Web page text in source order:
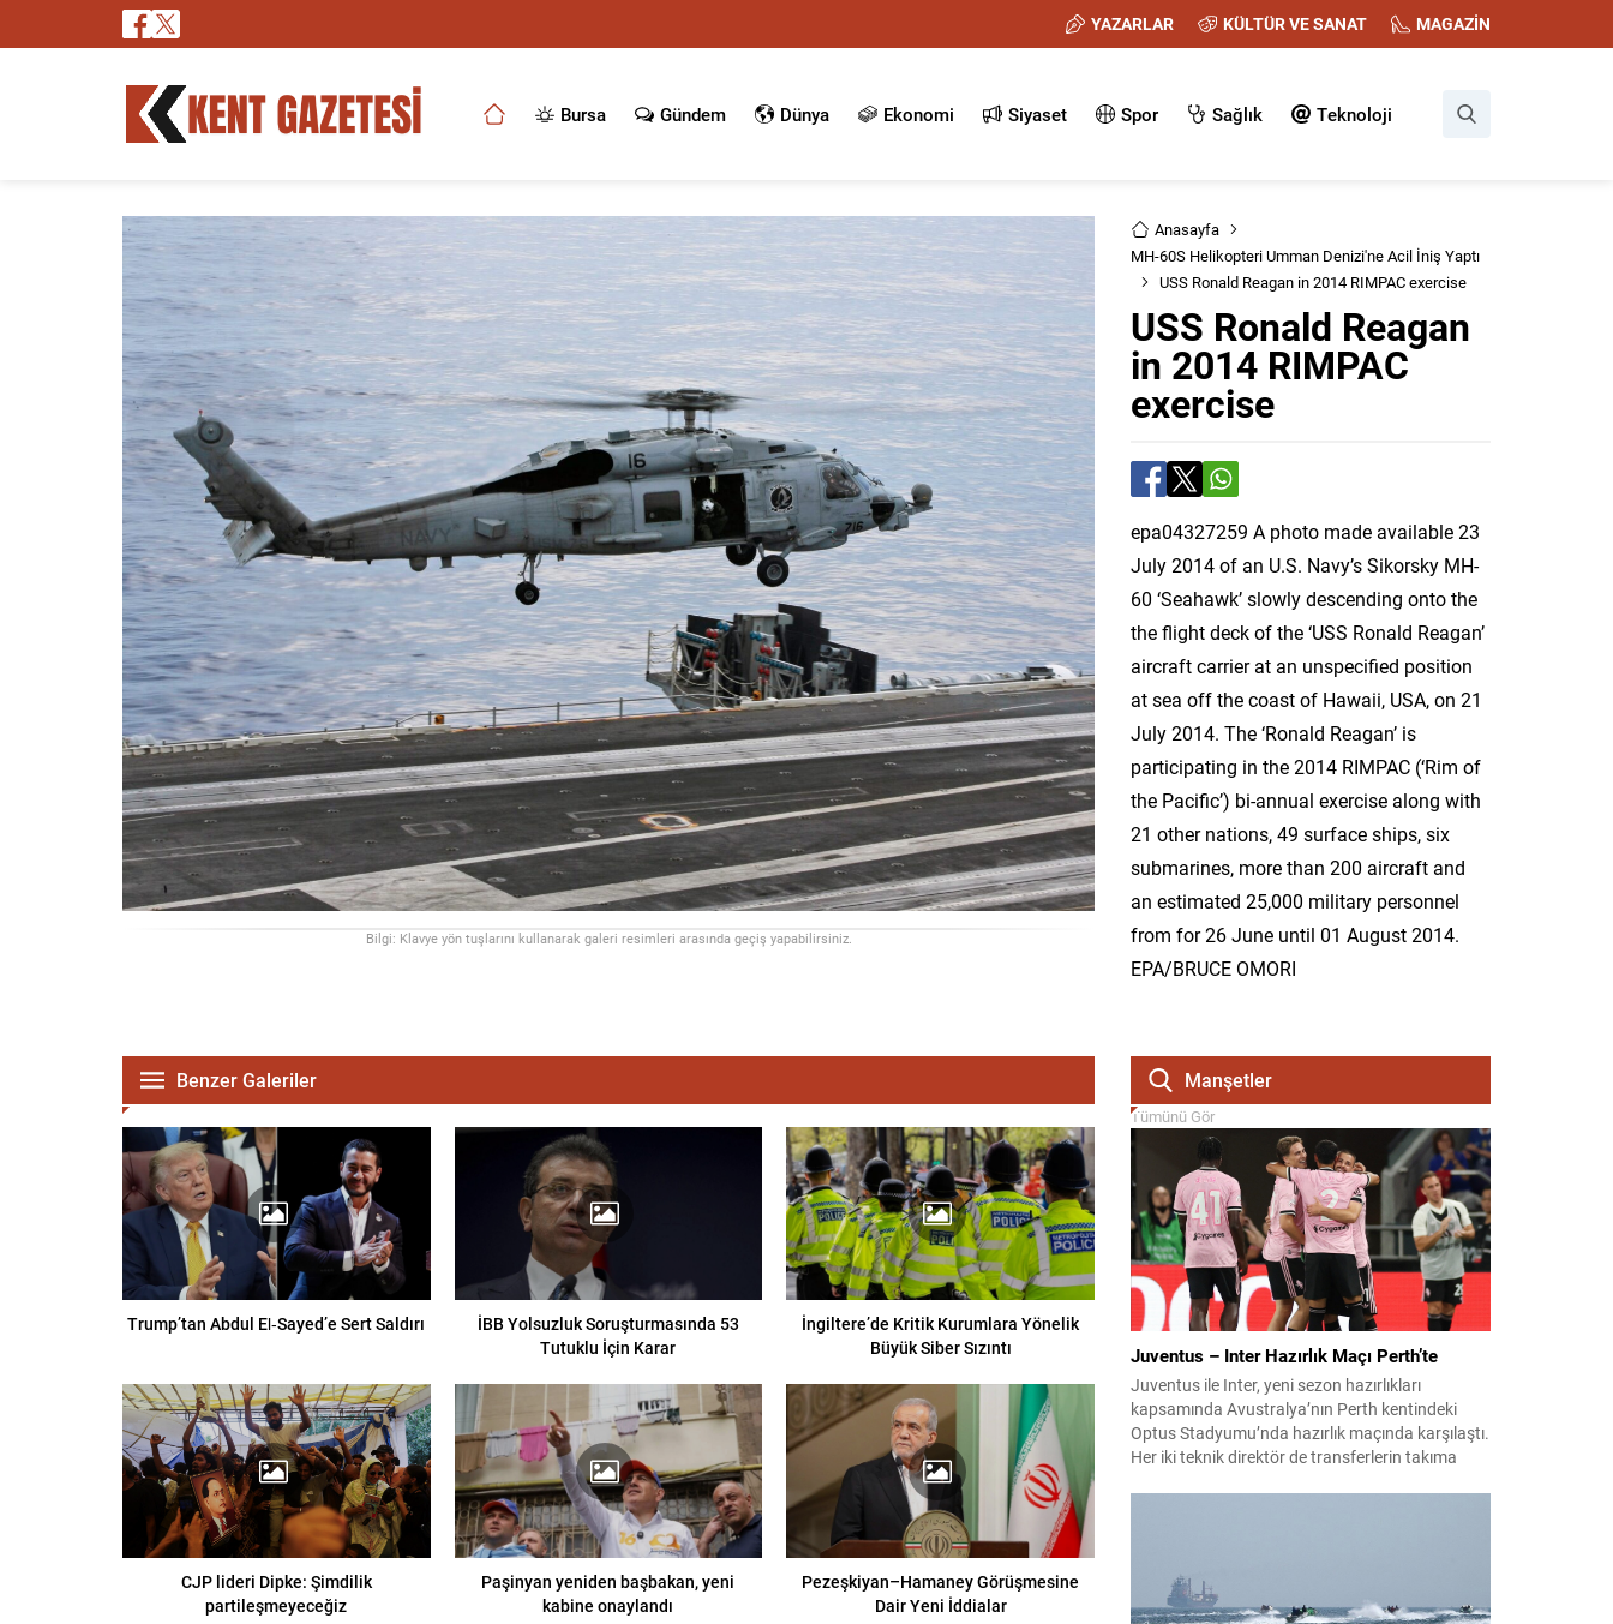
YAZARLAR KÜLTÜR VE SANAT MAGAZİN
Bursa Gündem Dünya Ekonomi Siyaset Spor Sağlık Teknoloji
Bilgi: Klavye yön tuşlarını kullanarak galeri resimleri arasında geçiş yapabilirsiniz.
Anasayfa
MH-60S Helikopteri Umman Denizi'ne Acil İniş Yaptı
USS Ronald Reagan in 2014 RIMPAC exercise
USS Ronald Reagan
in 2014 RIMPAC
exercise
epa04327259 A photo made available 23
July 2014 of an U.S. Navy’s Sikorsky MH-
60 ‘Seahawk’ slowly descending onto the
the flight deck of the ‘USS Ronald Reagan’
aircraft carrier at an unspecified position
at sea off the coast of Hawaii, USA, on 21
July 2014. The ‘Ronald Reagan’ is
participating in the 2014 RIMPAC (‘Rim of
the Pacific’) bi-annual exercise along with
21 other nations, 49 surface ships, six
submarines, more than 200 aircraft and
an estimated 25,000 military personnel
from for 26 June until 01 August 2014.
EPA/BRUCE OMORI
Benzer Galeriler
Trump’tan Abdul El‑Sayed’e Sert Saldırı
İBB Yolsuzluk Soruşturmasında 53
Tutuklu İçin Karar
İngiltere’de Kritik Kurumlara Yönelik
Büyük Siber Sızıntı
CJP lideri Dipke: Şimdilik
partileşmeyeceğiz
Paşinyan yeniden başbakan, yeni
kabine onaylandı
Pezeşkiyan–Hamaney Görüşmesine
Dair Yeni İddialar
Manşetler
Tümünü Gör
Juventus – Inter Hazırlık Maçı Perth’te
Juventus ile Inter, yeni sezon hazırlıkları
kapsamında Avustralya’nın Perth kentindeki
Optus Stadyumu’nda hazırlık maçında karşılaştı.
Her iki teknik direktör de transferlerin takıma
Yıldız ilk 11’de görev alırken,...